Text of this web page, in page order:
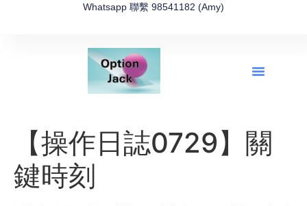
Whatsapp 聯繫 98541182 (Amy)
【操作日誌0729】關
鍵時刻